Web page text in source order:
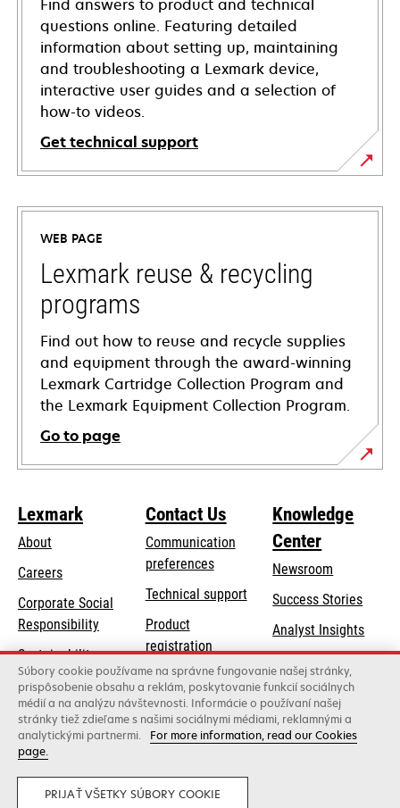
Find answers to product and technical
questions online. Featuring detailed
information about setting up, maintaining
and troubleshooting a Lexmark device,
interactive user guides and a selection of
how-to videos.
Get technical support
opens
in
new
tab
WEB PAGE
Lexmark reuse & recycling
programs
Find out how to reuse and recycle supplies
and equipment through the award-winning
Lexmark Cartridge Collection Program and
the Lexmark Equipment Collection Program.
Go to page
Lexmark
About
Careers
Corporate Social
Responsibilityopens
a
new
tab
Sustainability
Lexmark Partners
Contact Us
Communication
preferences
Technical supportopens
new
tab
Product
registration
Find a dealer
List of wholesalers
Knowledge
Center
Newsroom
Success Stories
Analyst Insights
©2026 All rights reserved.
Legal Privacy
Súbory cookie používame na správne fungovanie našej stránky,
prispôsobenie obsahu a reklám, poskytovanie funkcií sociálnych
médií a na analýzu návštevnosti. Informácie o používaní našej
stránky tiež zdieľame s našimi sociálnymi médiami, reklamnými a
analytickými partnermi.
For more information, read our Cookies
page.
PRIJAŤ VŠETKY SÚBORY COOKIE